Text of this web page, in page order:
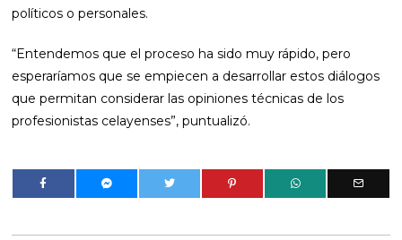
políticos o personales.
“Entendemos que el proceso ha sido muy rápido, pero
esperaríamos que se empiecen a desarrollar estos diálogos
que permitan considerar las opiniones técnicas de los
profesionistas celayenses”, puntualizó.